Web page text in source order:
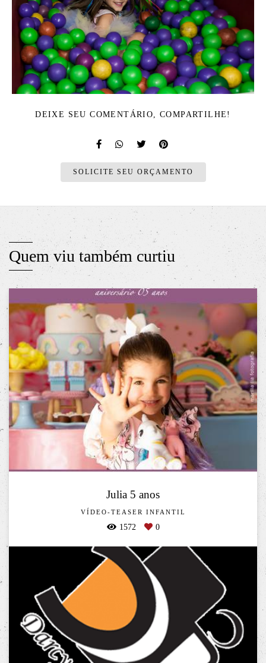
DEIXE SEU COMENTÁRIO, COMPARTILHE!
SOLICITE SEU ORÇAMENTO
Quem viu também curtiu
Julia 5 anos
VÍDEO-TEASER INFANTIL
1572 0